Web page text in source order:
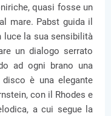
quasi fosse un
mare. Pabst guida il
luce la sua sensibilità
un dialogo serrato
ad ogni brano una
è una elegante
con il Rhodes e
a cui segue la